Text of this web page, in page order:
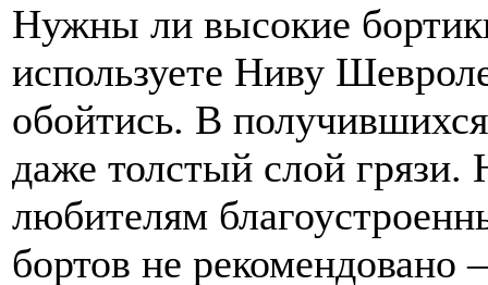
Нужны ли высокие
используете Ниву
обойтись. В
даже толстый слой грязи.
любителям
бортов не рекомендовано